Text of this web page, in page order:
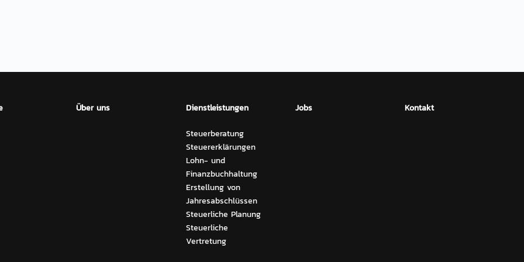
Über uns Dienstleistungen
Steuerberatung
Steuererklärungen
Lohn- und
Finanzbuchhaltung
Erstellung von
Jahresabschlüssen
Steuerliche Planung
Steuerliche
Vertretung
Jobs Kontakt